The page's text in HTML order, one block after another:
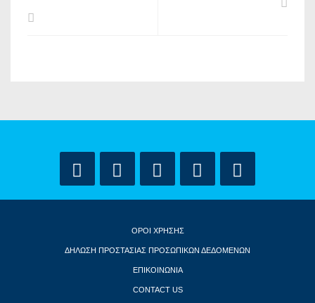
ΟΡΟΙ ΧΡΗΣΗΣ
ΔΗΛΩΣΗ ΠΡΟΣΤΑΣΙΑΣ ΠΡΟΣΩΠΙΚΩΝ ΔΕΔΟΜΕΝΩΝ
ΕΠΙΚΟΙΝΩΝΙΑ
CONTACT US